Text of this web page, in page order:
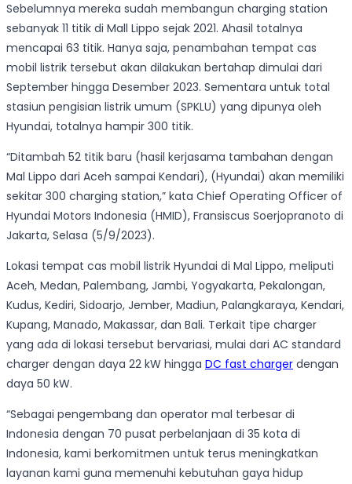
Sebelumnya mereka sudah membangun charging station
sebanyak 11 titik di Mall Lippo sejak 2021. Ahasil totalnya
mencapai 63 titik. Hanya saja, penambahan tempat cas
mobil listrik tersebut akan dilakukan bertahap dimulai dari
September hingga Desember 2023. Sementara untuk total
stasiun pengisian listrik umum (SPKLU) yang dipunya oleh
Hyundai, totalnya hampir 300 titik.
“Ditambah 52 titik baru (hasil kerjasama tambahan dengan
Mal Lippo dari Aceh sampai Kendari), (Hyundai) akan memiliki
sekitar 300 charging station,” kata Chief Operating Officer of
Hyundai Motors Indonesia (HMID), Fransiscus Soerjopranoto di
Jakarta, Selasa (5/9/2023).
Lokasi tempat cas mobil listrik Hyundai di Mal Lippo, meliputi
Aceh, Medan, Palembang, Jambi, Yogyakarta, Pekalongan,
Kudus, Kediri, Sidoarjo, Jember, Madiun, Palangkaraya, Kendari,
Kupang, Manado, Makassar, dan Bali. Terkait tipe charger
yang ada di lokasi tersebut bervariasi, mulai dari AC standard
charger dengan daya 22 kW hingga DC fast charger dengan
daya 50 kW.
“Sebagai pengembang dan operator mal terbesar di
Indonesia dengan 70 pusat perbelanjaan di 35 kota di
Indonesia, kami berkomitmen untuk terus meningkatkan
layanan kami guna memenuhi kebutuhan gaya hidup